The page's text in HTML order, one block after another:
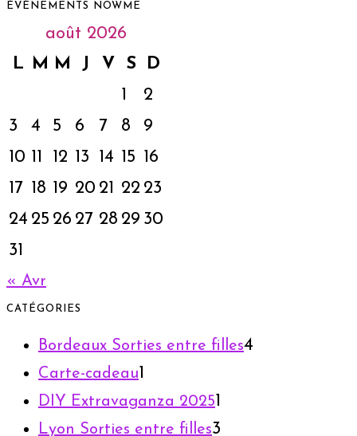
ÉVÈNEMENTS NOWME
août 2026
L M M J V S
D
1
2
3
4 5 6 7 8
9
10 11 12 13 14 15 16
17 18 19 20 21 22 23
24 25 26 27 28 29 30
31
« Avr
CATÉGORIES
Bordeaux Sorties entre filles4
Carte-cadeau1
DIY Extravaganza 20251
Lyon Sorties entre filles3